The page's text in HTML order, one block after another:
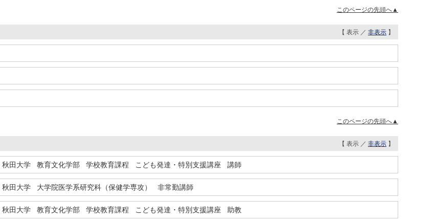
このページの先頭へ▲
【 表示 ／ 非表示 】
このページの先頭へ▲
【 表示 ／ 非表示 】
秋田大学 教育文化学部 学校教育課程 こども発達・特別支援講座 講師
秋田大学 大学院医学系研究科（保健学専攻） 非常勤講師
秋田大学 教育文化学部 学校教育課程 こども発達・特別支援講座 助教